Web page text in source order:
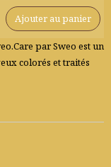
Ajouter au panier
par Sweo est un
colorés et traités